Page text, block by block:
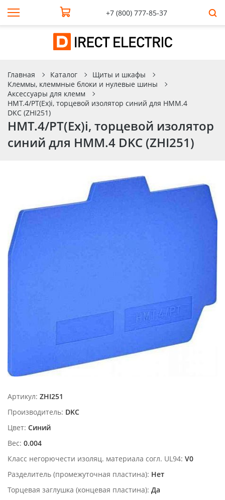
+7 (800) 777-85-37
Главная Каталог
Щиты и шкафы
Клеммы, клеммные блоки и нулевые шины
Аксессуары для клемм
HMT.4/PT(Ex)i, торцевой изолятор синий для HMM.4
DKC (ZHI251)
HMT.4/PT(Ex)i, торцевой изолятор
синий для HMM.4 DKC (ZHI251)
Артикул: ZHI251
Производитель: DKC
Цвет: Синий
Вес: 0.004
Класс негорючести изоляц. материала согл. UL94: V0
Разделитель (промежуточная пластина): Нет
Торцевая заглушка (концевая пластина): Да